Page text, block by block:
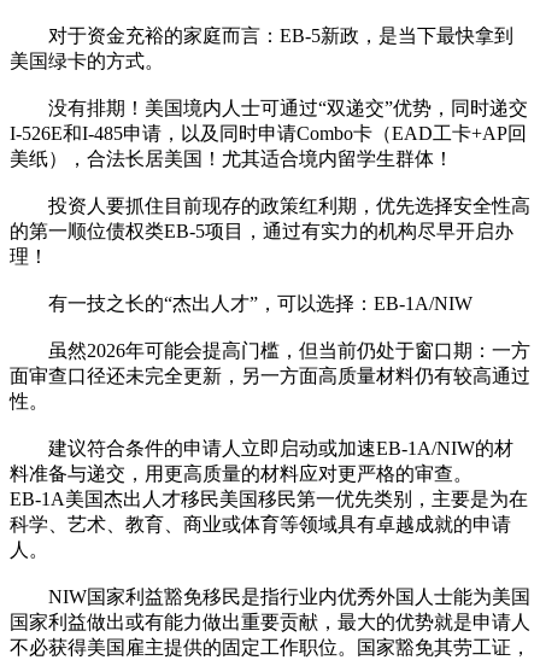
对于资金充裕的家庭而言：EB-5新政，是当下最快拿到
美国绿卡的方式。
没有排期！美国境内人士可通过“双递交”优势，同时递交
I-526E和I-485申请，以及同时申请Combo卡（EAD工卡+AP回
美纸），合法长居美国！尤其适合境内留学生群体！
投资人要抓住目前现存的政策红利期，优先选择安全性高
的第一顺位债权类EB-5项目，通过有实力的机构尽早开启办
理！
有一技之长的“杰出人才”，可以选择：EB-1A/NIW
虽然2026年可能会提高门槛，但当前仍处于窗口期：一方
面审查口径还未完全更新，另一方面高质量材料仍有较高通过
性。
建议符合条件的申请人立即启动或加速EB-1A/NIW的材
料准备与递交，用更高质量的材料应对更严格的审查。
EB-1A美国杰出人才移民美国移民第一优先类别，主要是为在
科学、艺术、教育、商业或体育等领域具有卓越成就的申请
人。
NIW国家利益豁免移民是指行业内优秀外国人士能为美国
国家利益做出或有能力做出重要贡献，最大的优势就是申请人
不必获得美国雇主提供的固定工作职位。国家豁免其劳工证，